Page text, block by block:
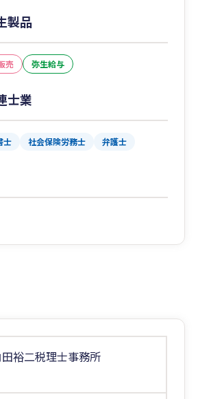
製品
売 弥生給与
士業
士 社会保険労務士 弁護士
裕二税理士事務所